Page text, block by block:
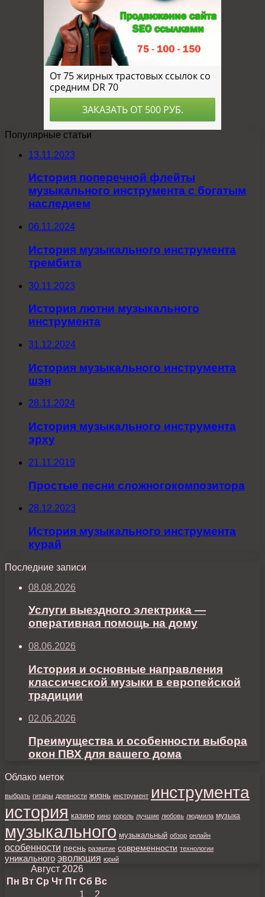
Популярные статьи
13.11.2023
История поперечной флейты
музыкального инструмента с богатым
наследием
06.11.2024
История музыкального инструмента
трембита
30.11.2023
История лютни музыкального
инструмента
31.12.2024
История музыкального инструмента
шэн
28.11.2024
История музыкального инструмента
эрху
21.11.2019
Простые песни сложногокомпозитора
28.12.2023
История музыкального инструмента
курай
Последние записи
08.08.2026
Услуги выездного электрика —
оперативная помощь на дому
08.06.2026
История и основные направления
классической музыки в европейской
традиции
02.06.2026
Преимущества и особенности выбора
окон ПВХ для вашего дома
Облако меток
выбрать гитары древности жизнь инструмент инструмента
история казино кино король лучшие любовь людмила музыка
музыкального музыкальный обзор онлайн
особенности песнь развитие современности технологии
уникального эволюция юрий
Август 2026
Пн Вт Ср Чт Пт Сб Вс
1
2